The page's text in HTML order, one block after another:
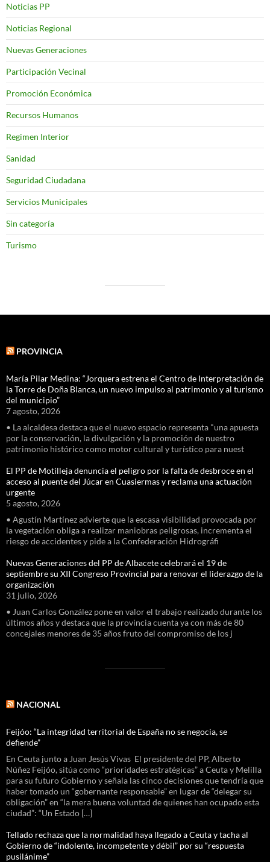
Noticias PP
Noticias Regional
Nuevas Generaciones
Participación Vecinal
Promoción Económica
Recursos Humanos
Regimen Interior
Sanidad
Seguridad Ciudadana
Servicios Municipales
Sin categoría
Turismo
PROVINCIA
María Pilar Medina: “Jorquera estrena el Centro de Interpretación de
la Torre de Doña Blanca, un nuevo impulso al patrimonio y al turismo
del municipio”
7 agosto, 2026
• La alcaldesa destaca que el nuevo espacio representa "una apuesta
por la conservación, la divulgación y la promoción de nuestro
patrimonio histórico como motor cultural y turístico para nuest
El PP de Motilleja denuncia el peligro por la falta de desbroce en el
acceso al puente del Júcar en Cuasiermas y reclama una actuación
urgente
5 agosto, 2026
• Agustín Martínez advierte que la escasa visibilidad provocada por
la vegetación obliga a realizar maniobras peligrosas, incrementa el
riesgo de accidentes y pide a la Confederación Hidrográfi
Nuevas Generaciones del PP de Albacete celebrará el 19 de
septiembre su XII Congreso Provincial para renovar el liderazgo de la
organización
31 julio, 2026
• Juan Carlos González pone en valor el trabajo realizado durante los
últimos años y destaca que la provincia cuenta ya con más de 80
concejales menores de 35 años fruto del compromiso de los j
NACIONAL
Feijóo: “La integridad territorial de España no se negocia, se
defiende”
En Ceuta junto a Juan Jesús Vivas El presidente del PP, Alberto
Núñez Feijóo, sitúa como “prioridades estratégicas” a Ceuta y Melilla
para su futuro Gobierno y señala las cinco decisiones que tendría que
haber tomado un “gobernante responsable” en lugar de “delegar su
obligación” en “la mera buena voluntad de quienes han ocupado esta
ciudad”: “Un Estado […]
Tellado rechaza que la normalidad haya llegado a Ceuta y tacha al
Gobierno de “indolente, incompetente y débil” por su “respuesta
pusilánime”